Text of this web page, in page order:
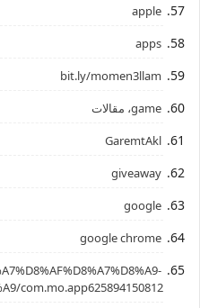
apple
apps
bit.ly/momen3llam
game، مقالات
GaremtAkl
giveaway
google
google chrome
com.mo.app625894150812